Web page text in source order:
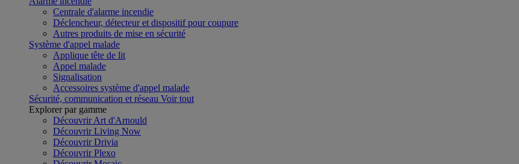
Centrale d'alarme incendie
Déclencheur, détecteur et dispositif pour coupure
Autres produits de mise en sécurité
Système d'appel malade
Applique tête de lit
Appel malade
Signalisation
Accessoires système d'appel malade
Sécurité, communication et réseau Voir tout
Explorer par gamme
Découvrir Art d'Arnould
Découvrir Living Now
Découvrir Drivia
Découvrir Plexo